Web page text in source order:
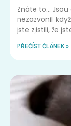
Znáte to… Jsou
nezazvonil,
jste zjistili, že
PŘEČÍST ČLÁNEK »